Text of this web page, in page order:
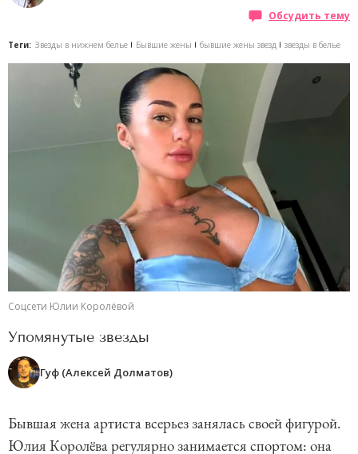
Обсудить тему
Теги: Звезды в нижнем белье Бывшие жены бывшие жены звезд звезды в белье
Соцсети Юлии Королёвой
Упомянутые звезды
Гуф (Алексей Долматов)
Бывшая жена артиста всерьез занялась своей фигурой.
Юлия Королёва регулярно занимается спортом: она